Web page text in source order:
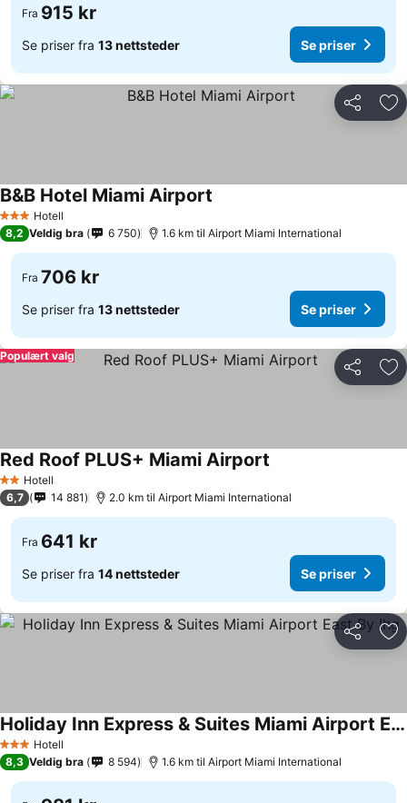
Fra 915 kr
Se priser fra 13 nettsteder Se priser
Del
3 StjernerHotell
B&B Hotel Miami Airport
8,2 Veldig bra 6 750 1.6 km til Airport Miami International
Fra 706 kr
Se priser fra 13 nettsteder Se priser
Del
Populært valg
2 Stjerner
Hotell
Red Roof PLUS+ Miami Airport
6,7 14 881 2.0 km til Airport Miami International
Fra 641 kr
Se priser fra 14 nettsteder Se priser
Del
3 StjernerHotell
Holiday Inn Express & Suites Miami Airport East By Ihg
8,3 Veldig bra 8 594 1.6 km til Airport Miami International